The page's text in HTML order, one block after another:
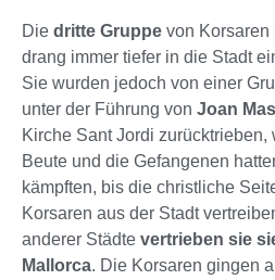
Die dritte Gruppe von Korsaren
drang immer tiefer in die Stadt
Sie wurden jedoch von einer
unter der Führung von Joan Mas
Kirche Sant Jordi
Beute und die Gefangenen
kämpften, bis die christliche
Korsaren aus der Stadt
anderer Städte vertrieben sie
Mallorca. Die Korsaren gingen